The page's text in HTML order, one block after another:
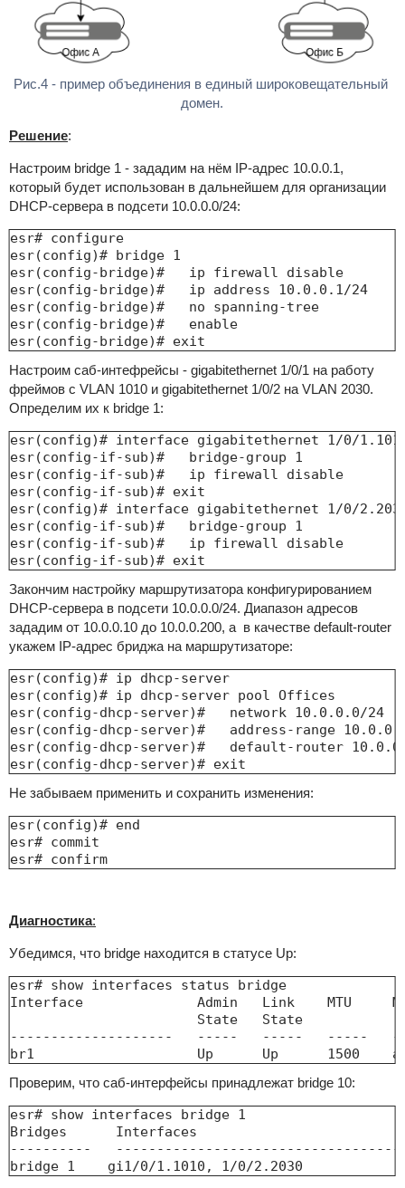
Рис.4 - пример объединения в единый широковещательный
домен.
Решение:
Настроим bridge 1 - зададим на нём IP-адрес 10.0.0.1,
который будет использован в дальнейшем для организации
DHCP-сервера в подсети 10.0.0.0/24:
esr# configure
esr(config)# bridge 1
esr(config-bridge)#   ip firewall disable
esr(config-bridge)#   ip address 10.0.0.1/24
esr(config-bridge)#   no spanning-tree
esr(config-bridge)#   enable
esr(config-bridge)# exit
Настроим саб-интефрейсы - gigabitethernet 1/0/1 на работу
фреймов с VLAN 1010 и gigabitethernet 1/0/2 на VLAN 2030.
Определим их к bridge 1:
esr(config)# interface gigabitethernet 1/0/
esr(config-if-sub)#   bridge-group 1
esr(config-if-sub)#   ip firewall disable
esr(config-if-sub)# exit
esr(config)# interface gigabitethernet 1/0/
esr(config-if-sub)#   bridge-group 1
esr(config-if-sub)#   ip firewall disable
esr(config-if-sub)# exit
Закончим настройку маршрутизатора конфигурированием
DHCP-сервера в подсети 10.0.0.0/24. Диапазон адресов
зададим от 10.0.0.10 до 10.0.0.200, а в качестве default-router
укажем IP-адрес бриджа на маршрутизаторе:
esr(config)# ip dhcp-server
esr(config)# ip dhcp-server pool Offices
esr(config-dhcp-server)#   network 10.0.0.0/24
esr(config-dhcp-server)#   address-range
esr(config-dhcp-server)#   default-router
esr(config-dhcp-server)# exit
Не забываем применить и сохранить изменения:
esr(config)# end
esr# commit
esr# confirm
Диагностика:
Убедимся, что bridge находится в статусе Up:
esr# show interfaces status bridge
Interface              Admin   Link    MTU
State   State
--------------------   -----   -----   -----
br1                    Up      Up      1500
Проверим, что саб-интерфейсы принадлежат bridge 10:
esr# show interfaces bridge 1
Bridges
----------
bridge 1    gi1/0/1.1010, 1/0/2.2030